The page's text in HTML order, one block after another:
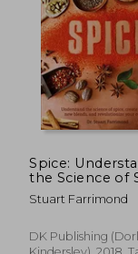
Spice:
the Science of
Create Exciting
Blends, and
Inglés)
Stuart Farrimond
DK Publishing